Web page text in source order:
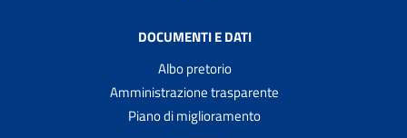
DOCUMENTI E DATI
Albo pretorio
Amministrazione trasparente
Piano di miglioramento